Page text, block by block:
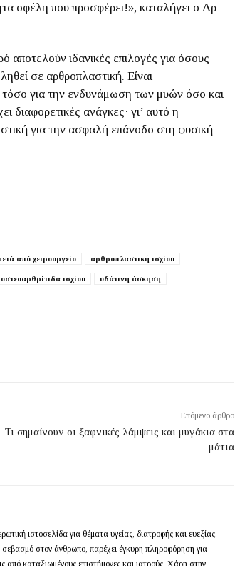
οφέλη που προσφέρει!», καταλήγει ο Δρ
ιδανικές επιλογές για όσους
σε αρθροπλαστική. Είναι
τόσο για την ενδυνάμωση των μυών όσο και
ανάγκες· γι’ αυτό η
για την ασφαλή επάνοδο στη φυσική
από χειρουργείο αρθροπλαστική ισχίου
οστεοαρθρίτιδα ισχίου υδάτινη άσκηση
Επόμενο άρθρο
Τι σημαίνουν οι ξαφνικές λάμψεις και μυγάκια στα
μάτια
ιστοσελίδα για θέματα υγείας, διατροφής και ευεξίας.
σεβασμό στον άνθρωπο, παρέχει έγκυρη πληροφόρηση για
από καταξιωμένους επιστήμονες και ιατρούς. Χάρη στην